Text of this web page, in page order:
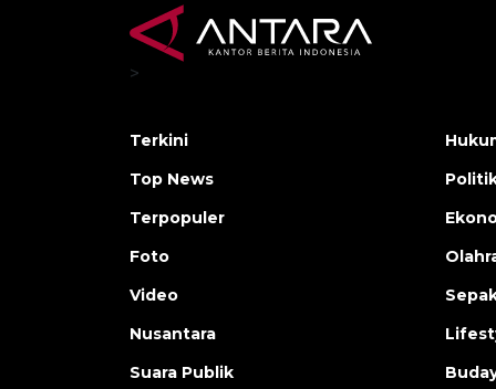
>
Terkini
Top News
Terpopuler
Foto
Video
Nusantara
Suara Publik